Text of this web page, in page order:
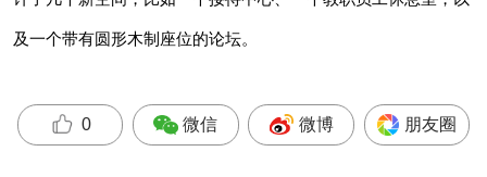
及一个带有圆形木制座位的论坛。
0 微信 微博 朋友圈